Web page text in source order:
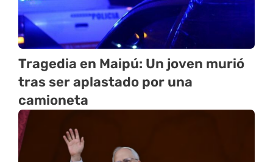
Tragedia en Maipú: Un joven murió
tras ser aplastado por una
camioneta